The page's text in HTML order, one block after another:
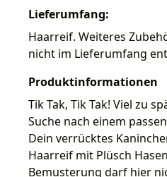
Lieferumfang:
Haarreif. Weiteres
nicht im Lieferumfang
Produktinformationen
Tik Tak, Tik Tak! Viel zu
Suche nach einem
Dein verrücktes
Haarreif mit Plüsch
Bemusterung darf hier